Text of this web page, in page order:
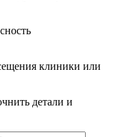
клиники или
детали и